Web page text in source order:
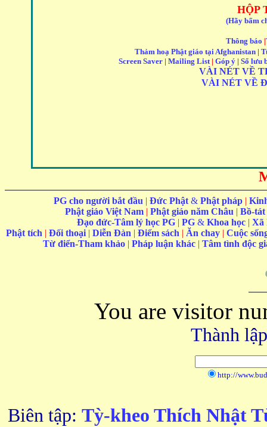
HỘP
(Hãy bấm
Thông báo |
Thảm hoạ Phật giáo tại Afghanistan|
Screen Saver | Mailing List| Góp ý | Sổ lưu
VÀI NÉT VỀ
VÀI NÉT VỀ
PG cho người bắt đầu | Đức Phật & Phật pháp |
Phật giáo Việt Nam| Phật giáo năm Châu | Bồ-tát
Đạo đức-Tâm lý học PG | PG & Khoa học | Xã
Phật tích | Đối thoại | Diễn Đàn | Điểm sách | Ăn chay | Cuộc
Từ điển-Tham khảo | Pháp luận khác | Tâm tình độc
You are visitor
Thành
http://
Biên tập: Tỳ-kheo Thích Nhật